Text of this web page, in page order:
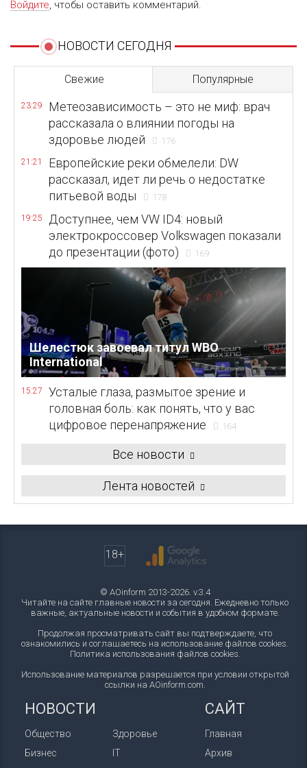
Войдите, чтобы оставить комментарий.
НОВОСТИ СЕГОДНЯ
Свежие Популярные
23:29
Метеозависимость – это не миф: врач
рассказала о влиянии погоды на
здоровье людей
176
21:21
Европейские реки обмелели: DW
рассказал, идет ли речь о недостатке
питьевой воды
178
19:25
Доступнее, чем VW ID4: новый
электрокроссовер Volkswagen показали
до презентации (фото)
169
Шелестюк завоевал титул WBO
International
15:27
Усталые глаза, размытое зрение и
головная боль: как понять, что у вас
цифровое перенапряжение
164
Все новости
Лента новостей
18+
© AOinform 2013-2026. v.3.4
Читайте на сайте главные новости за сегодня. Ежедневно только
важные, актуальные новости и события в удобном формате.
Продолжая просматривать сайт вы подтверждаете, что
ознакомились и соглашаетесь на использование файлов cookies.
Политика использования файлов cookies.
Использование материалов разрешается при условии открытой
ссылки на AOinform.com.
НОВОСТИ
Общество
Бизнес
Здоровье
IT
САЙТ
Главная
Архив